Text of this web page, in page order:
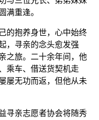
满重逢。
抱养身世，心中始终
，寻亲的念头愈发强
之旅。二十余年间，他
乘车、借送货契机走
屡无功而返，但他从未
亲志愿者协会将随秀